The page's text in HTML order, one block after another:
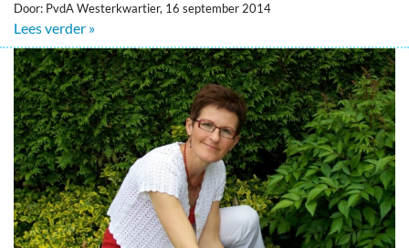
Door: PvdA Westerkwartier, 16 september 2014
Lees verder »